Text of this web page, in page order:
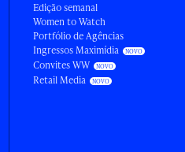
Edição semanal
Women to Watch
Portfólio de Agências
Ingressos Maximídia
Convites WW
Retail Media